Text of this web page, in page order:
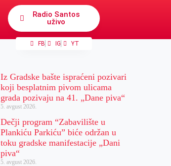
Radio Santos
uživo
FB IG YT
Iz Gradske bašte ispraćeni pozivari
koji besplatnim pivom ulicama
grada pozivaju na 41. „Dane piva“
5. avgust 2026.
Dečji program “Zabavilište u
Plankiću Parkiću” biće održan u
toku gradske manifestacije „Dani
piva“
5. avgust 2026.